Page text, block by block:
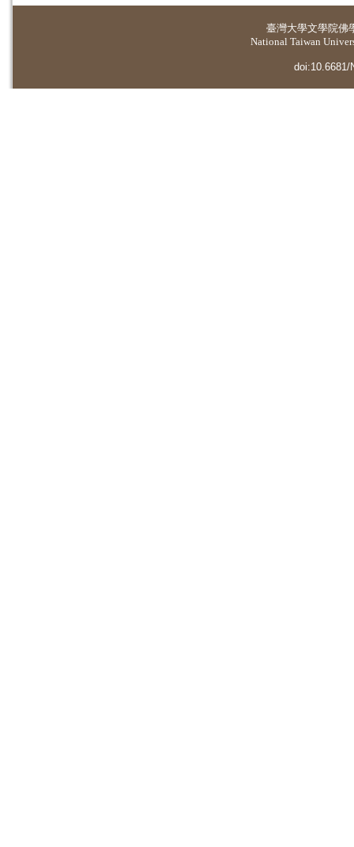
臺灣大學文學院佛
National Taiwan
doi:10.6681/